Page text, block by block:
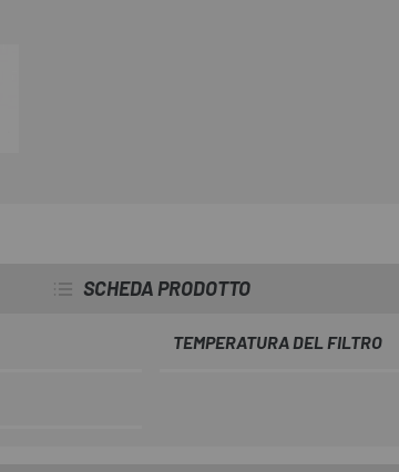
SCHEDA PRODOTTO
TEMPERATURA DEL FILTRO